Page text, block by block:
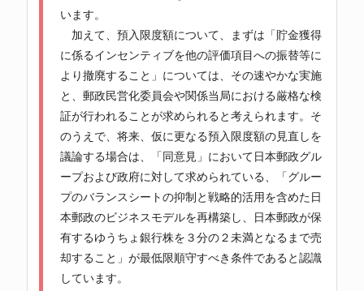
います。
加えて、預入限度額について、まずは「貯金獲得
に係るインセンティブを他の評価項目への振替等に
より撤廃すること」については、その速やかな実施
と、郵政民営化委員会や関係当局における厳格な検
証が行われることが求められると考えられます。そ
のうえで、将来、仮に更なる預入限度額の見直しを
議論する場合は、「同意見」において日本郵政グル
ープおよび政府に対して求められている、「グルー
プのバランスシートの抑制と戦略的活用を含めた日
本郵政のビジネスモデルを再構築し、日本郵政が保
有するゆうちょ銀行株を３分の２未満となるまで売
却すること」が最低限順守すべき条件であると認識
しています。